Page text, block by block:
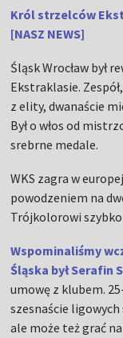
Król strzelców
[NASZ NEWS]
Śląsk Wrocław był
Ekstraklasie.
z elity, dwanaście
Był o włos od
srebrne medale.
WKS zagra w
powodzeniem na
Trójkolorowi szybko
Wspominaliśmy
Śląska był Serafin
umowę z klubem.
szesnaście
ale może też grać